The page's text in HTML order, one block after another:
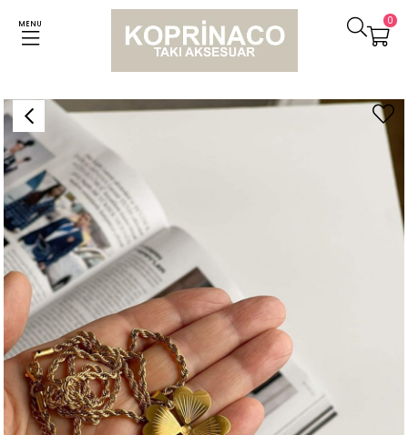
MENU 0
Kolyeler Çelik Burgu Halat Yonca Uçlu Uzun Kolye (65 Cm)